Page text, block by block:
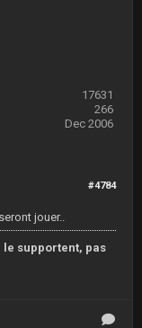
17631
266
Dec 2006
#4784
jouer..
le supportent, pas